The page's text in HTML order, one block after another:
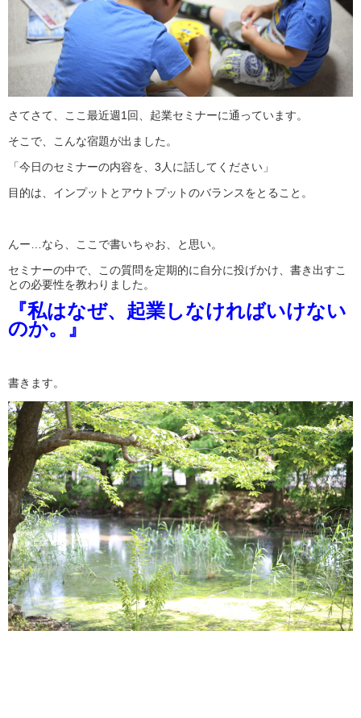
さてさて、ここ最近週1回、起業セミナーに通っています。
そこで、こんな宿題が出ました。
「今日のセミナーの内容を、3人に話してください」
目的は、インプットとアウトプットのバランスをとること。
んー…なら、ここで書いちゃお、と思い。
セミナーの中で、この質問を定期的に自分に投げかけ、書き出すこ
との必要性を教わりました。
『私はなぜ、起業しなければいけない
のか。』
書きます。